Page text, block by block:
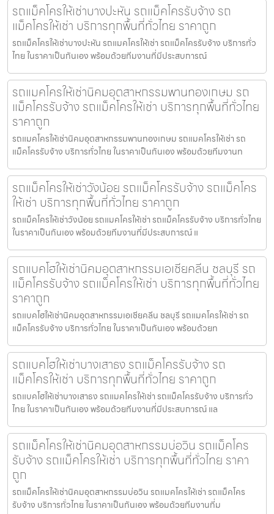
รถแม็คโครให้เช่าบางปะหัน รถแม็คโครรับจ้าง รถ
แม็คโครให้เช่า บริการทุกพื้นที่ทั่วไทย ราคาถูก
รถแม็คโครให้เช่าบางปะหัน รถแมคโครให้เช่า รถแม็คโครรับจ้าง บริการทั่ว
ไทย ในราคาเป็นกันเอง พร้อมด้วยทีมงานที่มีประสบการณ์
รถแมคโครให้เช่านิคมอุตสาหกรรมพานทองเกษม รถ
แม็คโครรับจ้าง รถแม็คโครให้เช่า บริการทุกพื้นที่ทั่วไทย
ราคาถูก
รถแมคโครให้เช่านิคมอุตสาหกรรมพานทองเกษม รถแมคโครให้เช่า รถ
แม็คโครรับจ้าง บริการทั่วไทย ในราคาเป็นกันเอง พร้อมด้วยทีมงานท
รถแม็คโครให้เช่าวังน้อย รถแม็คโครรับจ้าง รถแม็คโคร
ให้เช่า บริการทุกพื้นที่ทั่วไทย ราคาถูก
รถแม็คโครให้เช่าวังน้อย รถแมคโครให้เช่า รถแม็คโครรับจ้าง บริการทั่วไทย
ในราคาเป็นกันเอง พร้อมด้วยทีมงานที่มีประสบการณ์ แ
รถแบคโฮให้เช่านิคมอุตสาหกรรมเอเชียคลีน ชลบุรี รถ
แม็คโครรับจ้าง รถแม็คโครให้เช่า บริการทุกพื้นที่ทั่วไทย
ราคาถูก
รถแบคโฮให้เช่านิคมอุตสาหกรรมเอเชียคลีน ชลบุรี รถแมคโครให้เช่า รถ
แม็คโครรับจ้าง บริการทั่วไทย ในราคาเป็นกันเอง พร้อมด้วยท
รถแบคโฮให้เช่าบางเสาธง รถแม็คโครรับจ้าง รถ
แม็คโครให้เช่า บริการทุกพื้นที่ทั่วไทย ราคาถูก
รถแบคโฮให้เช่าบางเสาธง รถแมคโครให้เช่า รถแม็คโครรับจ้าง บริการทั่ว
ไทย ในราคาเป็นกันเอง พร้อมด้วยทีมงานที่มีประสบการณ์ แล
รถแม็คโครให้เช่านิคมอุตสาหกรรมบ่อวิน รถแม็คโคร
รับจ้าง รถแม็คโครให้เช่า บริการทุกพื้นที่ทั่วไทย ราคา
ถูก
รถแม็คโครให้เช่านิคมอุตสาหกรรมบ่อวิน รถแมคโครให้เช่า รถแม็คโคร
รับจ้าง บริการทั่วไทย ในราคาเป็นกันเอง พร้อมด้วยทีมงานที่ม